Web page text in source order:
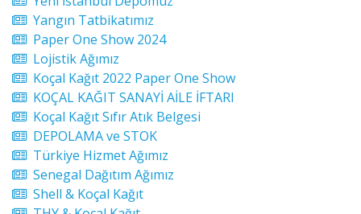
Yangın Tatbikatımız
Paper One Show 2024
Lojistik Ağımız
Koçal Kağıt 2022 Paper One Show
KOÇAL KAĞIT SANAYİ AİLE İFTARI
Koçal Kağıt Sıfır Atık Belgesi
DEPOLAMA ve STOK
Türkiye Hizmet Ağımız
Senegal Dağıtım Ağımız
Shell & Koçal Kağıt